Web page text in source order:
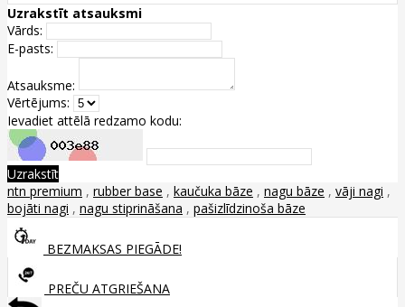
Uzrakstīt atsauksmi
Vārds:
E-pasts:
Atsauksme:
Vērtējums:
Ievadiet attēlā redzamo kodu:
Uzrakstīt
ntn premium , rubber base , kaučuka bāze , nagu bāze , vāji nagi ,
bojāti nagi , nagu stiprināšana , pašizlīdzinoša bāze
BEZMAKSAS PIEGĀDE!
PREČU ATGRIEŠANA